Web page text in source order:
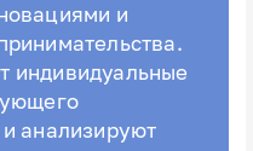
и
индивидуальные
анализируют